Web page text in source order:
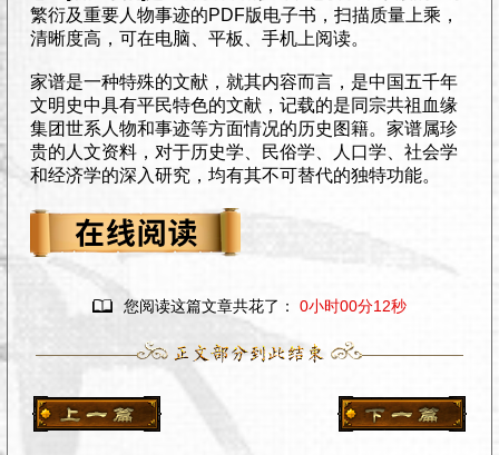
繁衍及重要人物事迹的PDF版电子书，扫描质量上乘，
清晰度高，可在电脑、平板、手机上阅读。
家谱是一种特殊的文献，就其内容而言，是中国五千年
文明史中具有平民特色的文献，记载的是同宗共祖血缘
集团世系人物和事迹等方面情况的历史图籍。家谱属珍
贵的人文资料，对于历史学、民俗学、人口学、社会学
和经济学的深入研究，均有其不可替代的独特功能。
 您阅读这篇文章共花了： 0小时00分12秒